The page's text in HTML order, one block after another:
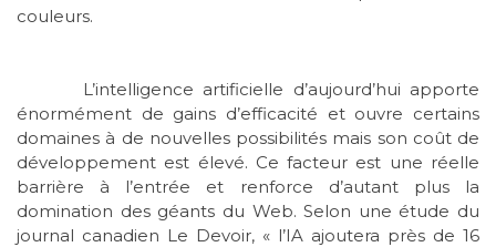
couleurs.
L’intelligence artificielle d’aujourd’hui apporte
énormément de gains d’efficacité et ouvre certains
domaines à de nouvelles possibilités mais son coût de
développement est élevé. Ce facteur est une réelle
barrière à l’entrée et renforce d’autant plus la
domination des géants du Web. Selon une étude du
journal canadien Le Devoir, « l’IA ajoutera près de 16